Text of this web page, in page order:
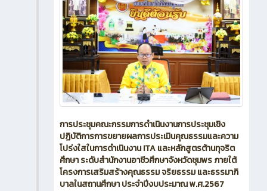
การประชุมคณะกรรมการดำเนินงานการประชุมเชิง
ปฏิบัติการการขยายผลการประเมินคุณธรรมและความ
โปร่งใสในการดำเนินงาน ITA และหลักสูตรต้านทุจริต
ศึกษา ระดับสำนักงานอาชีวศึกษาจังหวัดชุมพร ภายใต้
โครงการเสริมสร้างคุณธรรม จริยธรรม และธรรมาภิ
บาลในสถานศึกษา ประจำปีงบประมาณ พ.ศ.2567